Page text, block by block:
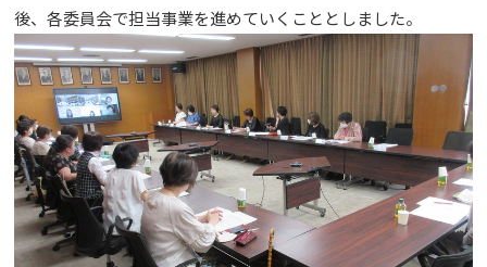
後、各委員会で担当事業を進めていくこととしました。